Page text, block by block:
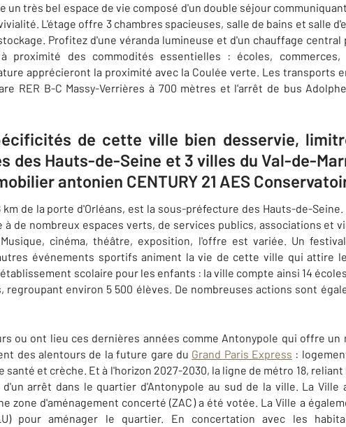
un très bel espace de vie composé d'un double séjour
L'étage offre 3 chambres spacieuses, salle de bains et salle
Profitez d'une véranda lumineuse et d'un chauffage
proximité des commodités essentielles : écoles, commerces,
apprécieront la proximité avec la Coulée verte. Les transports
RER B-C Massy-Verrières à 700 mètres et l'arrêt de bus
de cette ville bien desservie,
des Hauts-de-Seine et 3 villes du Val-de-
antonien CENTURY 21 AES
km de la porte d'Orléans, est la sous-préfecture des Hauts-de-
de nombreux espaces verts, de services publics, associations et
cinéma, théâtre, exposition, l'offre est variée. Un
événements sportifs animent la vie de cette ville qui attire
scolaire pour les enfants : la ville compte ainsi 14
regroupant environ 5 500 élèves. De nombreuses actions sont
ou ont lieu ces dernières années comme Antonypole qui offre un
des alentours de la future gare du Grand Paris Express :
santé et crèche. Et à l'horizon 2027-2030, la ligne de métro 18,
arrêt dans le quartier d'Antonypole au sud de la ville. La Ville
zone d'aménagement concerté (ZAC) a été votée. La Ville a
pour aménager le quartier. En concertation avec les